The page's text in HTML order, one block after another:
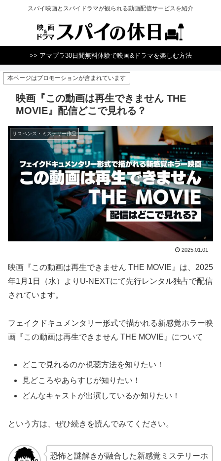
スパイ映画とスパイドラマが観られる動画配信サービスを紹介
>> アマプラ30日間無料体験で映画&ドラマを楽しむ方法
本ページはプロモーションが含まれています
映画『この動画は再生できません THE
MOVIE』配信どこで見れる？
サスペンス・ミステリー作品
2025.01.01
映画『この動画は再生できません THE MOVIE』は、2025
年1月1日（水）よりU-NEXTにて先行レンタル独占で配信
されています。
フェイクドキュメンタリー形式で描かれる新感覚ホラー映
画『この動画は再生できません THE MOVIE』について
どこで見れるのか視聴方法を知りたい！
見どころやあらすじが知りたい！
どんなキャストが出演しているか知りたい！
という方は、ぜひ続きを読んでみてください。
恐怖と謎解きが融合した新感覚ミステリーホ